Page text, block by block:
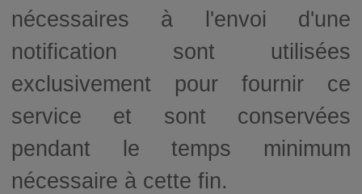
nécessaires à l'envoi d'une
notification sont utilisées
exclusivement pour fournir ce
service et sont conservées
pendant le temps minimum
nécessaire à cette fin.